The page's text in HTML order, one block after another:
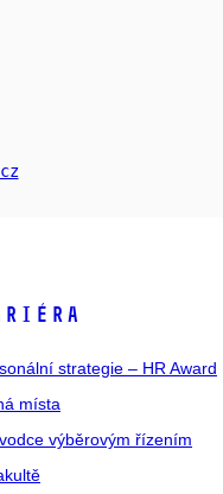
strategie – HR Award
místa
výběrovým řízením